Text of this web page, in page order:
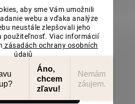
aby sme Vám umožnili
webu a vďaka analýze
neustále zlepšovali jeho
použiteľnosť. Viac informácií
zásadách ochrany osobních
údajů
Nastavenie
Súhlasím
Áno,
chcem
zľavu!
Nemám
záujem.